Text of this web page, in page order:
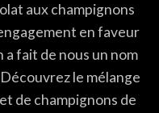
aux champignons
en faveur
fait de nous un nom
le mélange
de champignons de